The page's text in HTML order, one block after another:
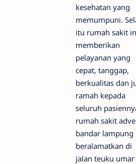
kesehatan yang
memumpuni.
itu rumah sakit
memberikan
pelayanan yang
cepat, tanggap,
berkualitas dan
ramah kepada
seluruh
rumah sakit
bandar lampung
beralamatkan di
jalan teuku umar